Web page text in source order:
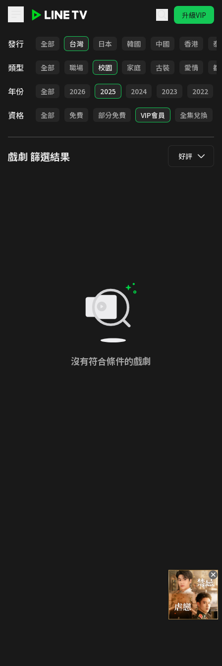
升級VIP
發行 全部 台灣 日本 韓國 中國 香港 泰
類型 全部 職場 校園 家庭 古裝 愛情 都
年份 全部 2026 2025 2024 2023 2022
資格 全部 免費 部分免費 VIP會員 全集兌換
戲劇 篩選結果 好評
沒有符合條件的戲劇